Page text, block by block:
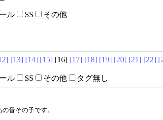
ル SS その他
[13] [14] [15] [16] [17] [18] [19] [20] [21] [22]
ル SS その他 タグ無し
音その子です。